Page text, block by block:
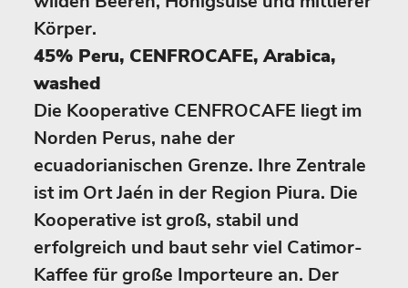
Körper.
45% Peru, CENFROCAFE, Arabica,
washed
Die Kooperative CENFROCAFE liegt im
Norden Perus, nahe der
ecuadorianischen Grenze. Ihre Zentrale
ist im Ort Jaén in der Region Piura. Die
Kooperative ist groß, stabil und
erfolgreich und baut sehr viel Catimor-
Kaffee für große Importeure an. Der